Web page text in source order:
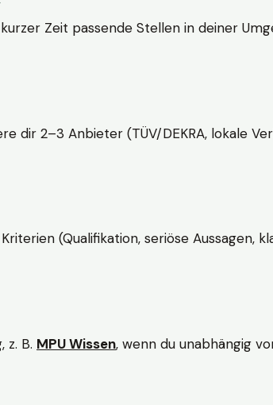
Zeit passende Stellen in deiner
dir 2–3 Anbieter (TÜV/DEKRA, lokale
(Qualifikation, seriöse Aussagen,
z. B. MPU Wissen, wenn du unabhängig